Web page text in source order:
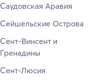
Саудовская Аравия
Сейшельские Острова
Сент-Винсент и
Гренадины
Сент-Люсия